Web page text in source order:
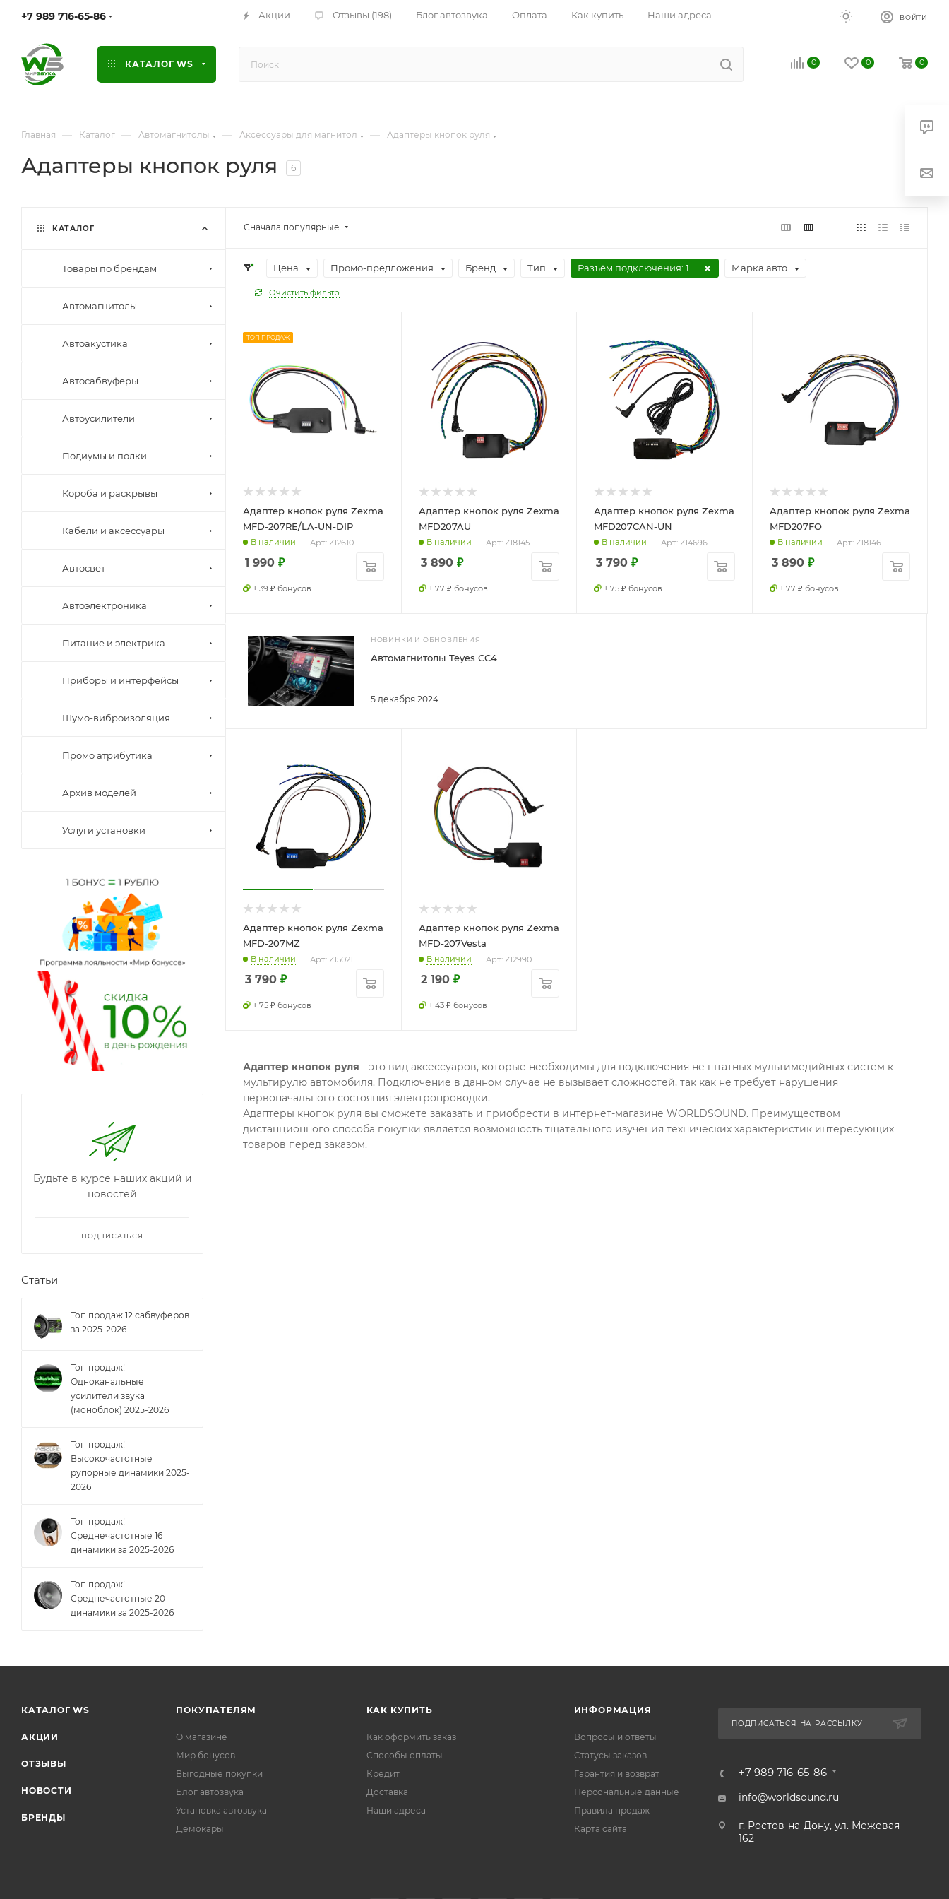
+7 989 716-65-86 Акции Отзывы (198) Блог автозвука Оплата Как купить Наши адреса ВОЙТИ
КАТАЛОГ WS 0 0 0
Главная — Каталог — Автомагнитолы — Аксессуары для магнитол — Адаптеры кнопок руля
Адаптеры кнопок руля 6
Сначала популярные
Цена Промо-предложения Бренд Тип Разъём подключения: 1 Марка авто
Очистить фильтр
ТОП ПРОДАЖ
Адаптер кнопок руля Zexma
MFD-207RE/LA-UN-DIP
В наличии Арт.: Z12610
1 990 ₽
+ 39 ₽ бонусов
Адаптер кнопок руля Zexma
MFD207AU
В наличии Арт.: Z18145
3 890₽
+ 77 ₽ бонусов
Адаптер кнопок руля Zexma
MFD207CAN-UN
В наличии Арт.: Z14696
3 790 ₽
+ 75 ₽ бонусов
Адаптер кнопок руля Zexma
MFD207FO
В наличии Арт.: Z18146
3 890₽
+ 77 ₽ бонусов
НОВИНКИ И ОБНОВЛЕНИЯ
5 декабря 2024
Автомагнитолы Teyes CC4
Адаптер кнопок руля Zexma
MFD-207MZ
В наличии Арт.: Z15021
3 790 ₽
+ 75 ₽ бонусов
Адаптер кнопок руля Zexma
MFD-207Vesta
В наличии Арт.: Z12990
2 190₽
+ 43 ₽ бонусов
Адаптер кнопок руля - это вид аксессуаров, которые необходимы для подключения не штатных мультимедийных систем к
мультирулю автомобиля. Подключение в данном случае не вызывает сложностей, так как не требует нарушения
первоначального состояния электропроводки.
Адаптеры кнопок руля вы сможете заказать и приобрести в интернет-магазине WORLDSOUND. Преимуществом
дистанционного способа покупки является возможность тщательного изучения технических характеристик интересующих
товаров перед заказом.
КАТАЛОГ
Товары по брендам
Автомагнитолы
Автоакустика
Автосабвуферы
Автоусилители
Подиумы и полки
Короба и раскрывы
Кабели и аксессуары
Автосвет
Автоэлектроника
Питание и электрика
Приборы и интерфейсы
Шумо-виброизоляция
Промо атрибутика
Архив моделей
Услуги установки
Будьте в курсе наших акций и
новостей
ПОДПИСАТЬСЯ
Статьи
Топ продаж 12 сабвуферов
за 2025-2026
Топ продаж!
Одноканальные
усилители звука
(моноблок) 2025-2026
Топ продаж!
Высокочастотные
рупорные динамики 2025-
2026
Топ продаж!
Cреднечастотные 16
динамики за 2025-2026
Топ продаж!
Cреднечастотные 20
динамики за 2025-2026
КАТАЛОГ WS
АКЦИИ
ОТЗЫВЫ
НОВОСТИ
БРЕНДЫ
ПОКУПАТЕЛЯМ
О магазине
Мир бонусов
Выгодные покупки
Блог автозвука
Установка автозвука
Демокары
КАК КУПИТЬ
Как оформить заказ
Способы оплаты
Кредит
Доставка
Наши адреса
ИНФОРМАЦИЯ
Вопросы и ответы
Статусы заказов
Гарантия и возврат
Персональные данные
Правила продаж
Карта сайта
ПОДПИСАТЬСЯ НА РАССЫЛКУ
+7 989 716-65-86
info@worldsound.ru
г. Ростов-на-Дону, ул. Межевая
162